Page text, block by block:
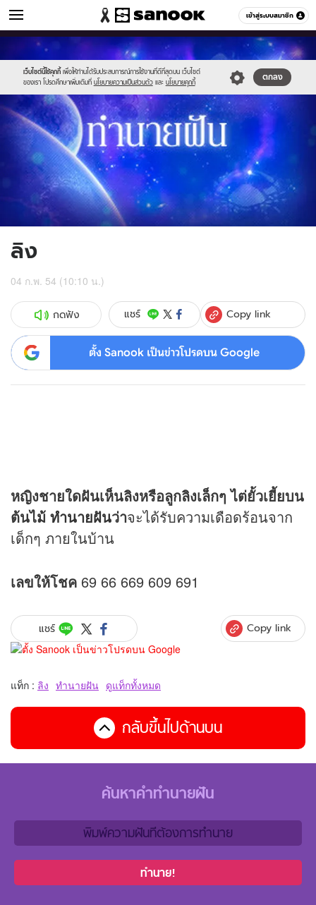
เข้าสู่ระบบสมาชิก
ดูดวง หมวดอื่นๆ
เว็บไซต์นี้ใช้คุกกี้ เพื่อให้ท่านได้รับประสบการณ์การใช้งานที่ดีที่สุดบน เว็บไซต์
ของเรา โปรดศึกษาเพิ่มเติมที่ นโยบายความเป็นส่วนตัว และ นโยบายคุกกี้
ตกลง
Sanook
//s.isanook.com/sr/0/images/logo-
new-
sanook.png
//s.isanook.com/ho/0/ud/1/7361/g_300x200.jpg
ลิง
04 ก.พ. 54 (10:10 น.)
กดฟัง แชร์ Copy link
ตั้ง Sanook เป็นข่าวโปรดบน Google
หญิงชายใดฝันเห็นลิงหรือลูกลิงเล็กๆ ไต่ยั้วเยี้ยบน
ต้นไม้ ทำนายฝันว่าจะได้รับความเดือดร้อนจาก
เด็กๆ ภายในบ้าน
เลขให้โชค 69 66 669 609 691
แชร์ Copy link
แท็ก : ลิง ทำนายฝัน ดูแท็กทั้งหมด
กลับขึ้นไปด้านบน
ค้นหาคำทำนายฝัน
ทำนาย!